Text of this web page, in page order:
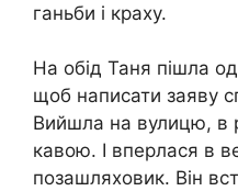
ганьби і краху.
На обід Таня пішла
щоб написати заяву
Вийшла на вулицю, в
кавою. І вперлася в
позашляховик. Він